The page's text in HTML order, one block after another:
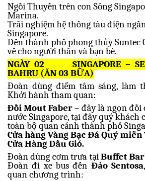
Ngồi Thuyền trên con Sông
Marina.
Trãi nghiệm hệ thống tàu điện
Singapore.
Đến thành phố phong thủy Suntec
về cho người thân và bạn bè.
NGÀY 02
SINGAPORE –
BAHRU (ĂN 03 BỮA)
Đoàn dùng điểm tâm sáng, làm
Khởi hành tham quan:
Đồi Mout Faber– đây là ngọn đồi
nước Singapore, tại đây quý khách
toàn bộ quan cảnh thành phố
Cửa hàng Vàng Bạc Đá Quý miễn
Cửa Hàng Dầu Gió.
Đoàn dùng cơm trưa tạiBuffet
Đoàn đi xe bus đến Đảo Sentosa
quan chương trình: